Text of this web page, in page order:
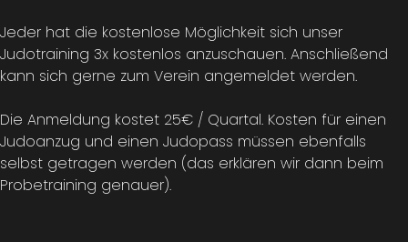
Jeder hat die kostenlose Möglichkeit sich unser
Judotraining 3x kostenlos anzuschauen. Anschließend
kann sich gerne zum Verein angemeldet werden.
Die Anmeldung kostet 25€ / Quartal. Kosten für einen
Judoanzug und einen Judopass müssen ebenfalls
selbst getragen werden (das erklären wir dann beim
Probetraining genauer).